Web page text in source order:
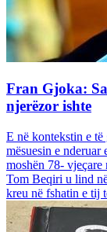
Fran Gjoka:
njerëzor ishte
E në kontekstin e
mësuesin e
moshën 78- vjeçare
Tom Beqiri u lind
kreu në fshatin e tij